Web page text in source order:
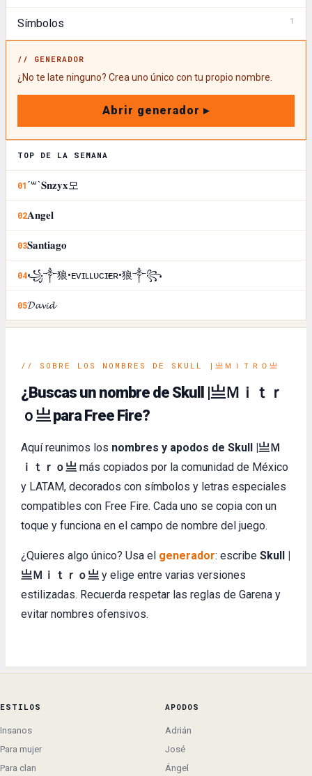
Símbolos 1
// GENERADOR
¿No te late ninguno? Crea uno único con tu propio nombre.
Abrir generador ▸
TOP DE LA SEMANA
01´꒳`𝐒𝐧𝐳𝐲𝐱모
02𝐀𝐧𝐠𝐞𝐥
03𝐒𝐚𝐧𝐭𝐢𝐚𝐠𝐨
04꧁༒狼•ᴇᴠɪʟㅤʟᴜᴄɪғᴇʀ•狼༒꧂
05𝓓𝓪𝓿𝓲𝓭
// SOBRE LOS NOMBRES DE SKULL |亗ＭＩＴＲＯ亗
¿Buscas un nombre de Skull |亗Ｍｉｔｒ
ｏ亗 para Free Fire?
Aquí reunimos los nombres y apodos de Skull |亗Ｍ
ｉｔｒｏ亗 más copiados por la comunidad de México
y LATAM, decorados con símbolos y letras especiales
compatibles con Free Fire. Cada uno se copia con un
toque y funciona en el campo de nombre del juego.
¿Quieres algo único? Usa el generador: escribe Skull |
亗Ｍｉｔｒｏ亗 y elige entre varias versiones
estilizadas. Recuerda respetar las reglas de Garena y
evitar nombres ofensivos.
ESTILOS
Insanos
Para mujer
Para clan
APODOS
Adrián
José
Ángel